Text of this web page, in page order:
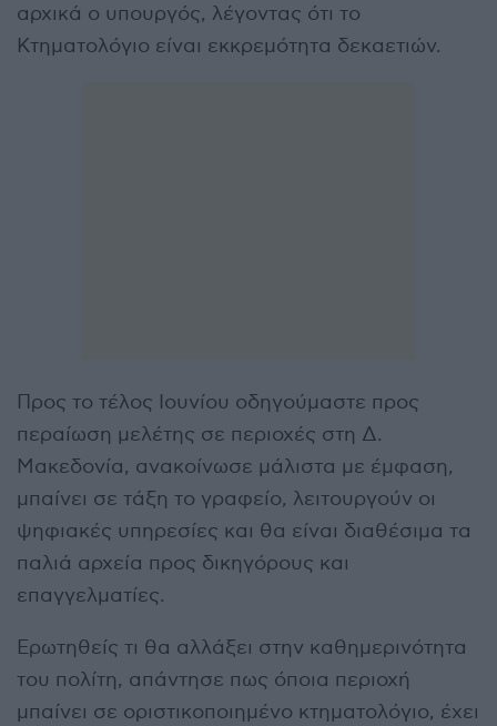
αρχικά ο υπουργός, λέγοντας ότι το
Κτηματολόγιο είναι εκκρεμότητα δεκαετιών.
Προς το τέλος Ιουνίου οδηγούμαστε προς
περαίωση μελέτης σε περιοχές στη Δ.
Μακεδονία, ανακοίνωσε μάλιστα με έμφαση,
μπαίνει σε τάξη το γραφείο, λειτουργούν οι
ψηφιακές υπηρεσίες και θα είναι διαθέσιμα τα
παλιά αρχεία προς δικηγόρους και
επαγγελματίες.
Ερωτηθείς τι θα αλλάξει στην καθημερινότητα
του πολίτη, απάντησε πως όποια περιοχή
μπαίνει σε οριστικοποιημένο κτηματολόγιο, έχει